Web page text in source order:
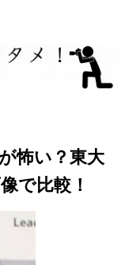
怖い？東大
で比較！